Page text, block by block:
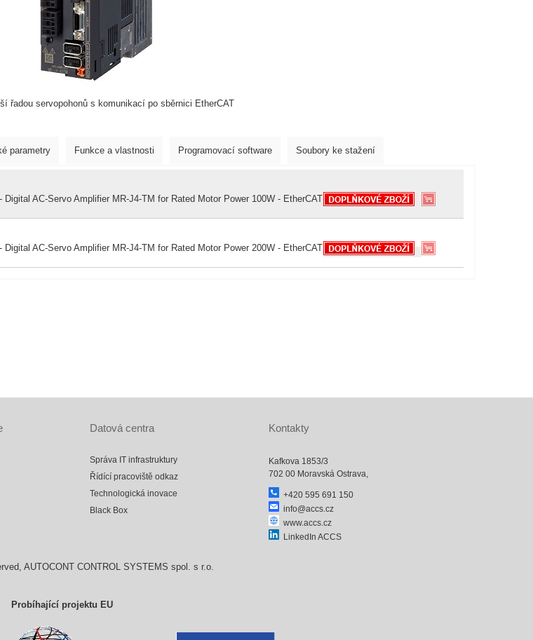
řadou servopohonů s komunikací po sběrnici EtherCAT
parametry Funkce a vlastnosti Programovací software Soubory ke stažení
Digital AC-Servo Amplifier MR-J4-TM for Rated Motor Power 100W - EtherCAT
Digital AC-Servo Amplifier MR-J4-TM for Rated Motor Power 200W - EtherCAT
Datová centra
Správa IT infrastruktury
Řídící pracoviště odkaz
Technologická inovace
Black Box
Kontakty
Kafkova 1853/3
702 00 Moravská Ostrava,
+420 595 691 150
info@accs.cz
www.accs.cz
LinkedIn ACCS
AUTOCONT CONTROL SYSTEMS spol. s r.o.
Probíhající projektu EU